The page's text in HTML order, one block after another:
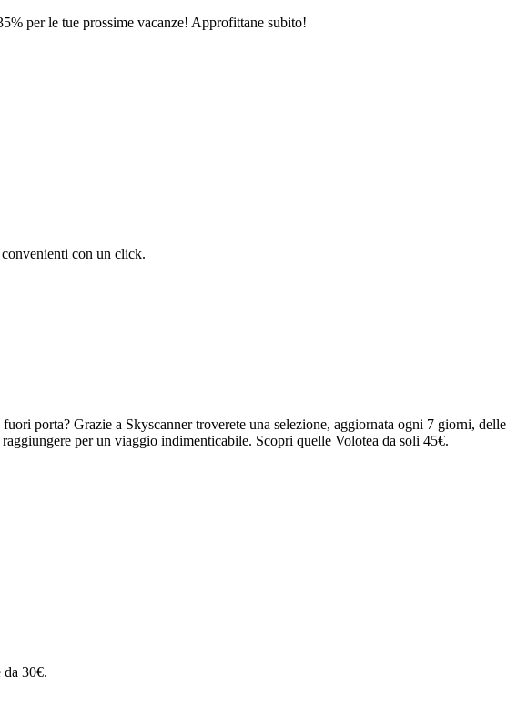
per le tue prossime vacanze! Approfittane subito!
con un click.
porta? Grazie a Skyscanner troverete una selezione, aggiornata ogni 7 giorni, delle
per un viaggio indimenticabile. Scopri quelle Volotea da soli 45€.
30€.